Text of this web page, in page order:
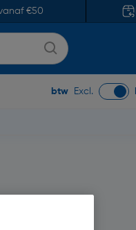
€50
btw Excl.